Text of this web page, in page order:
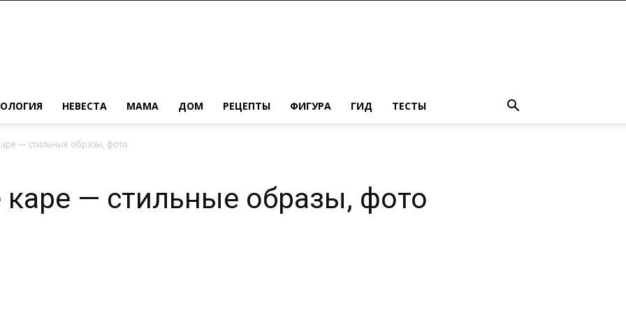
НЕВЕСТА МАМА ДОМ РЕЦЕПТЫ ФИГУРА ГИД ТЕСТЫ
— стильные образы, фото
— стильные образы, фото